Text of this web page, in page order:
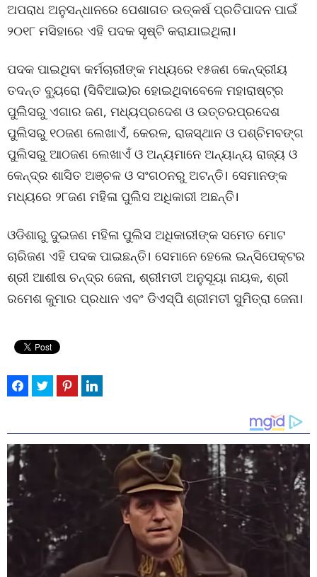
ଅପରାଧ ଅନୁସନ୍ଧାନରେ ପେଶାଗତ ଉତ୍କର୍ଷ ପ୍ରତିପାଦନ ପାଇଁ
୨୦୧୮ ମସିହାରେ ଏହି ପଦକ ସୃଷ୍ଟି କରାଯାଇଥିଲା।
ପଦକ ପାଇଥିବା କର୍ମଚାରୀଙ୍କ ମଧ୍ୟରେ ୧୫ଜଣ କେନ୍ଦ୍ରୀୟ
ତଦନ୍ତ ବ୍ୟୁରୋ (ସିବିଆଇ)ର ହୋଇଥିବାବେଳେ ମହାରାଷ୍ଟ୍ର
ପୁଲିସରୁ ଏଗାର ଜଣ, ମଧ୍ୟପ୍ରଦେଶ ଓ ଉତ୍ତରପ୍ରଦେଶ
ପୁଲିସରୁ ୧୦ଜଣ ଲେଖାଏଁ, କେରଳ, ରାଜସ୍ଥାନ ଓ ପଶ୍ଚିମବଙ୍ଗ
ପୁଲିସରୁ ଆଠଜଣ ଲେଖାଏଁ ଓ ଅନ୍ୟମାନେ ଅନ୍ୟାନ୍ୟ ରାଜ୍ୟ ଓ
କେନ୍ଦ୍ର ଶାସିତ ଅଞ୍ଚଳ ଓ ସଂଗଠନରୁ ଅଟନ୍ତି। ସେମାନଙ୍କ
ମଧ୍ୟରେ ୨୮ଜଣ ମହିଳା ପୁଲିସ ଅଧିକାରୀ ଅଛନ୍ତି।
ଓଡିଶାରୁ ଦୁଇଜଣ ମହିଳା ପୁଲିସ ଅଧିକାରୀଙ୍କ ସମେତ ମୋଟ
ଚାରିଜଣ ଏହି ପଦକ ପାଇଛନ୍ତି। ସେମାନେ ହେଲେ ଇନ୍ସିପେକ୍ଟର
ଶ୍ରୀ ଆଶୀଷ ଚନ୍ଦ୍ର ଜେନା, ଶ୍ରୀମତୀ ଅନୁସୂୟା ନାୟକ, ଶ୍ରୀ
ରମେଶ କୁମାର ପ୍ରଧାନ ଏବଂ ଡିଏସ୍‌ପି ଶ୍ରୀମତୀ ସୁମିତ୍ରା ଜେନା।